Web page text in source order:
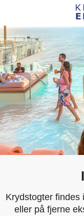
Krydstogter findes
eller på fjerne